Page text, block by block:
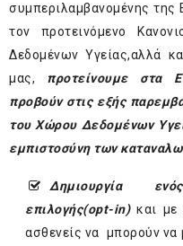
συμπεριλαμβανομένης
τον προτεινόμενο
Δεδομένων Υγείας,αλλά
μας, προτείνουμε στα
προβούν στις εξής
του Χώρου Δεδομένων
εμπιστοσύνη των
Δημιουργία
επιλογής(opt-in)και με
ασθενείς να μπορούν να